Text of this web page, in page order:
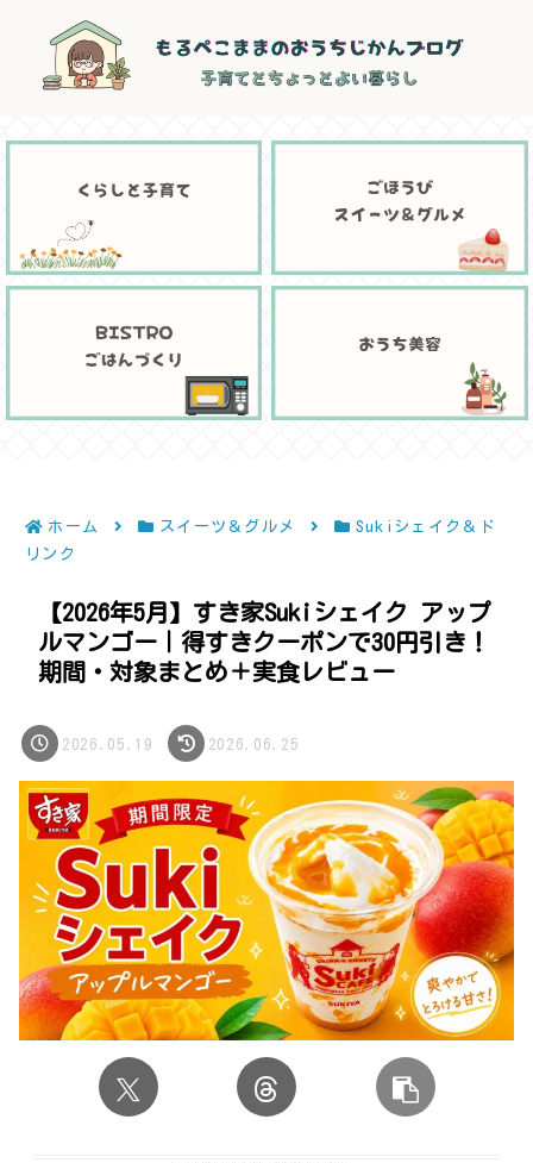
ホーム スイーツ＆グルメ
Sukiシェイク＆ド
リンク
【2026年5月】すき家Sukiシェイク アップ
ルマンゴー｜得すきクーポンで30円引き！
期間・対象まとめ＋実食レビュー
2026.05.19 2026.06.25